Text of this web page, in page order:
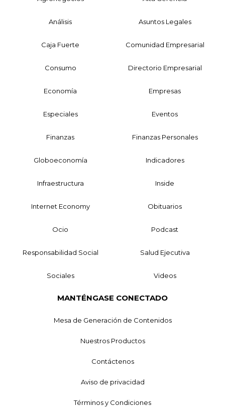
Análisis Asuntos Legales
Caja Fuerte Comunidad Empresarial
Consumo Directorio Empresarial
Economía Empresas
Especiales Eventos
Finanzas Finanzas Personales
Globoeconomía Indicadores
Infraestructura Inside
Internet Economy Obituarios
Ocio Podcast
Responsabilidad Social Salud Ejecutiva
Sociales Videos
MANTÉNGASE CONECTADO
Mesa de Generación de Contenidos
Nuestros Productos
Contáctenos
Aviso de privacidad
Términos y Condiciones